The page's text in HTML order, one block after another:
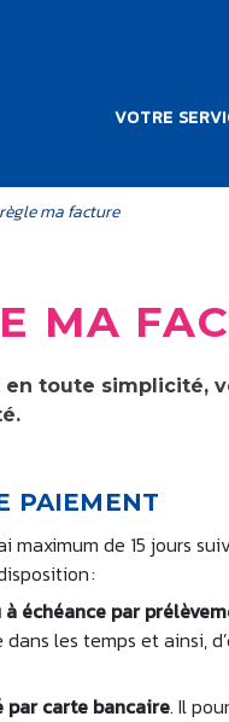
VOTRE
ma facture
MA
toute simplicité,
PAIEMENT
maximum de 15 jours
:
échéance par
les temps et ainsi,
par carte bancaire. Il